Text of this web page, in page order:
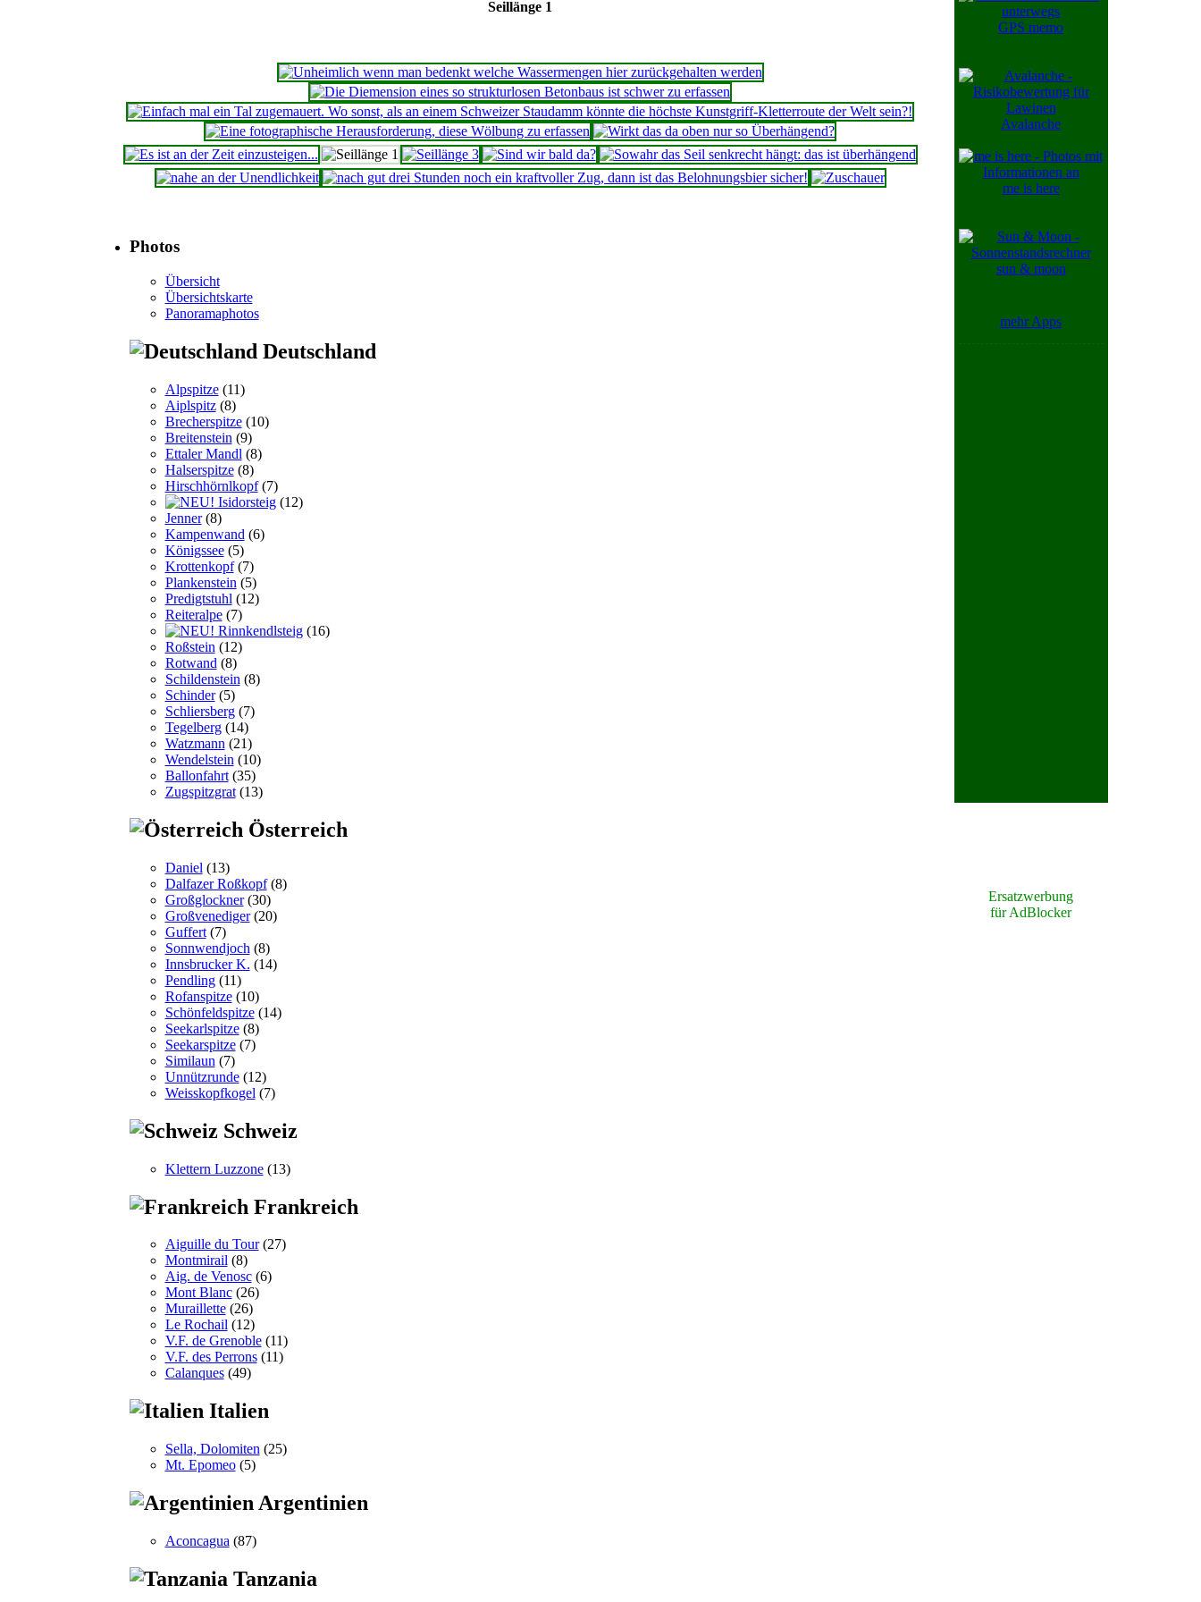
GPS memo
Avalanche
me is here
sun & moon
mehr Apps
Ersatzwerbung
für AdBlocker
Seillänge 1
Photos
Übersicht
Übersichtskarte
Panoramaphotos
Deutschland
Alpspitze(11)
Aiplspitz(8)
Brecherspitze(10)
Breitenstein (9)
Ettaler Mandl (8)
Halserspitze(8)
Hirschhörnlkopf(7)
Isidorsteig(12)
Jenner(8)
Kampenwand (6)
Königssee(5)
Krottenkopf(7)
Plankenstein (5)
Predigtstuhl (12)
Reiteralpe(7)
Rinnkendlsteig(16)
Roßstein (12)
Rotwand (8)
Schildenstein (8)
Schinder(5)
Schliersberg(7)
Tegelberg(14)
Watzmann (21)
Wendelstein (10)
Ballonfahrt(35)
Zugspitzgrat(13)
Österreich
Daniel (13)
Dalfazer Roßkopf(8)
Großglockner(30)
Großvenediger(20)
Guffert(7)
Sonnwendjoch (8)
Innsbrucker K. (14)
Pendling(11)
Rofanspitze(10)
Schönfeldspitze(14)
Seekarlspitze(8)
Seekarspitze(7)
Similaun (7)
Unnützrunde(12)
Weisskopfkogel (7)
Schweiz
Klettern Luzzone(13)
Frankreich
Aiguille du Tour(27)
Montmirail(8)
Aig. de Venosc(6)
Mont Blanc(26)
Muraillette(26)
Le Rochail(12)
V.F. de Grenoble(11)
V.F. des Perrons(11)
Calanques(49)
Italien
Sella, Dolomiten (25)
Mt. Epomeo(5)
Argentinien
Aconcagua (87)
Tanzania